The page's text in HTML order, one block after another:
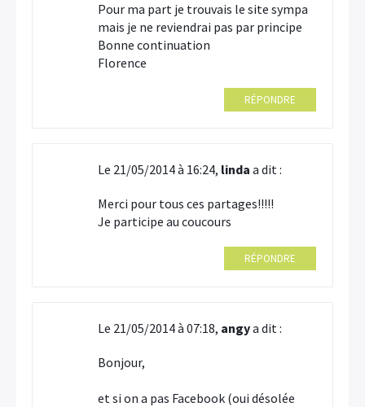
Pour ma part je trouvais le site sympa
mais je ne reviendrai pas par principe
Bonne continuation
Florence
RÉPONDRE
Le 21/05/2014 à 16:24, linda a dit :
Merci pour tous ces partages!!!!!
Je participe au coucours
RÉPONDRE
Le 21/05/2014 à 07:18, angya dit :
Bonjour,
et si on a pas Facebook (oui désolée